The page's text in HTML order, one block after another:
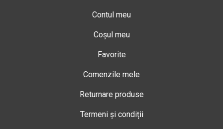
Contul meu
Coșul meu
Favorite
Comenzile mele
Returnare produse
Termeni și condiții